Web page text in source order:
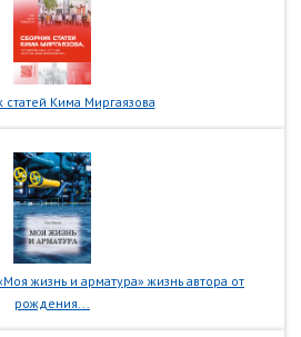
статей Кима Миргаязова
жизнь и арматура» жизнь автора от
рождения...